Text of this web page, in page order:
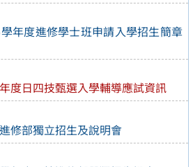
年度進修學士班申請入學招生簡章
度日四技甄選入學輔導應試資訊
修部獨立招生及說明會